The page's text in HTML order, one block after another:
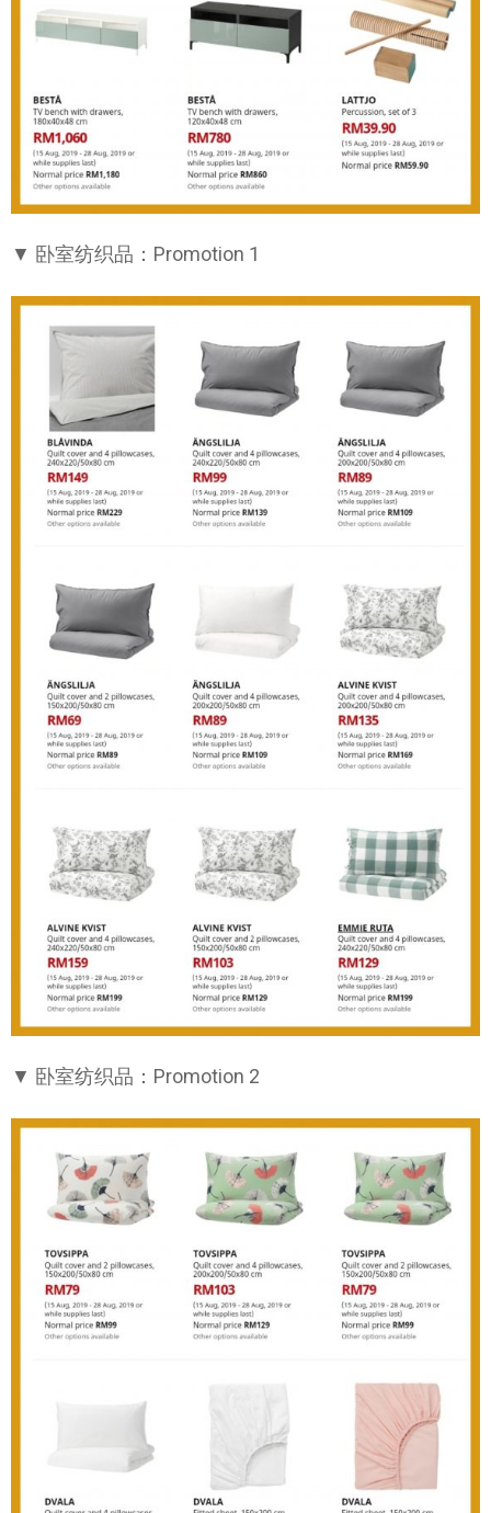
▼ 卧室纺织品：Promotion 1
▼ 卧室纺织品：Promotion 2